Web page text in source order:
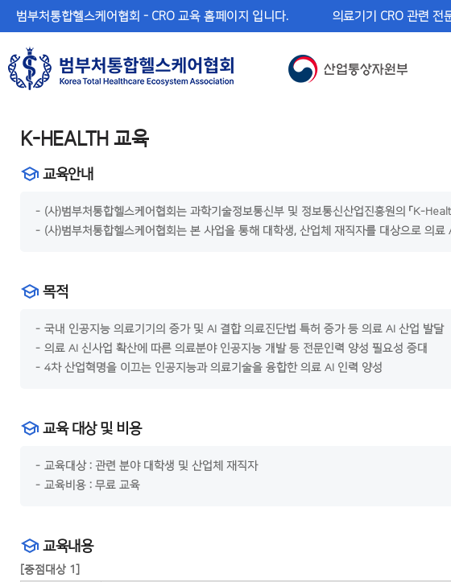
바
가
기
바
가
기
범부처통합헬스케어협회 - CRO 교육 홈페이지 입니다. 의료기기 CRO 관련 전
K-HEALTH 교육
교육안내
(사)범부처통합헬스케어협회는 과학기술정보통신부 및 정보통신산업진흥원의 「K-
(사)범부처통합헬스케어협회는 본 사업을 통해 대학생, 산업체 재직자를 대상으로 의
목적
국내 인공지능 의료기기의 증가 및 AI 결합 의료진단법 특허 증가 등 의료 AI 산업 발달
의료 AI 신사업 확산에 따른 의료분야 인공지능 개발 등 전문인력 양성 필요성 증대
4차 산업혁명을 이끄는 인공지능과 의료기술을 융합한 의료 AI 인력 양성
교육 대상 및 비용
교육대상 : 관련 분야 대학생 및 산업체 재직자
교육비용 : 무료 교육
교육내용
[중점대상 1]